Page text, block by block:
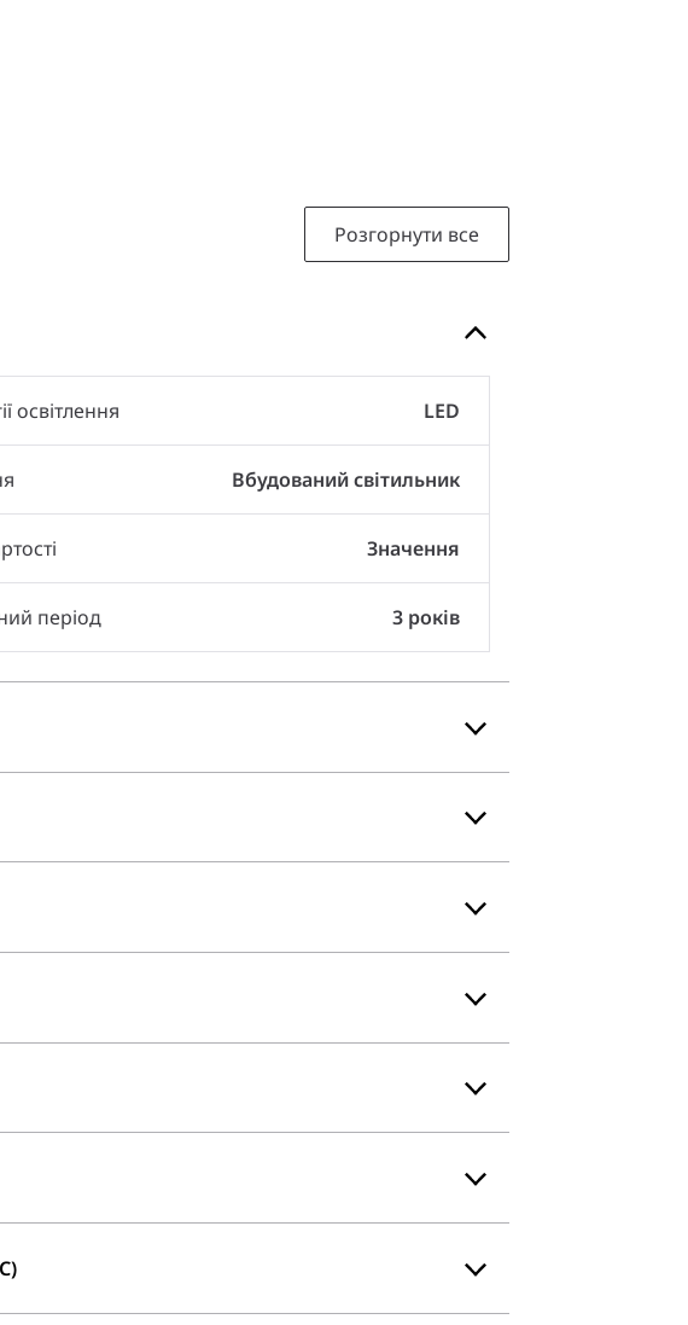
Розгорнути все
освітлення LED
Вбудований світильник
Значення
період 3 років